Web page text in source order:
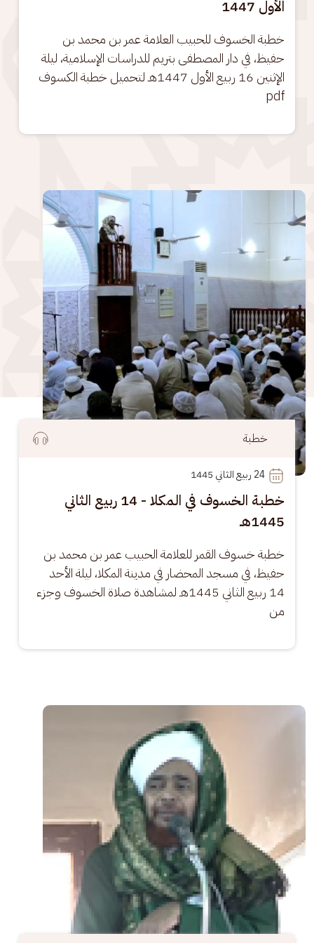
الأول 1447
خطبة الخسوف للحبيب العلامة عمر بن محمد بن
حفيظ، في دار المصطفى بتريم للدراسات الإسلامية، ليلة
الإثنين 16 ربيع الأول 1447هـ لتحميل خطبة الكسوف
pdf
الصورة
خطبة
24
خطبة الخسوف في المكلا - 14 ربيع الثاني
1445هـ
خطبة خسوف القمر للعلامة الحبيب عمر بن محمد بن
حفيظ، في مسجد المحضار في مدينة المكلا، ليلة الأحد
14 ربيع الثاني 1445هـ لمشاهدة صلاة الخسوف وجزء
من
الصورة